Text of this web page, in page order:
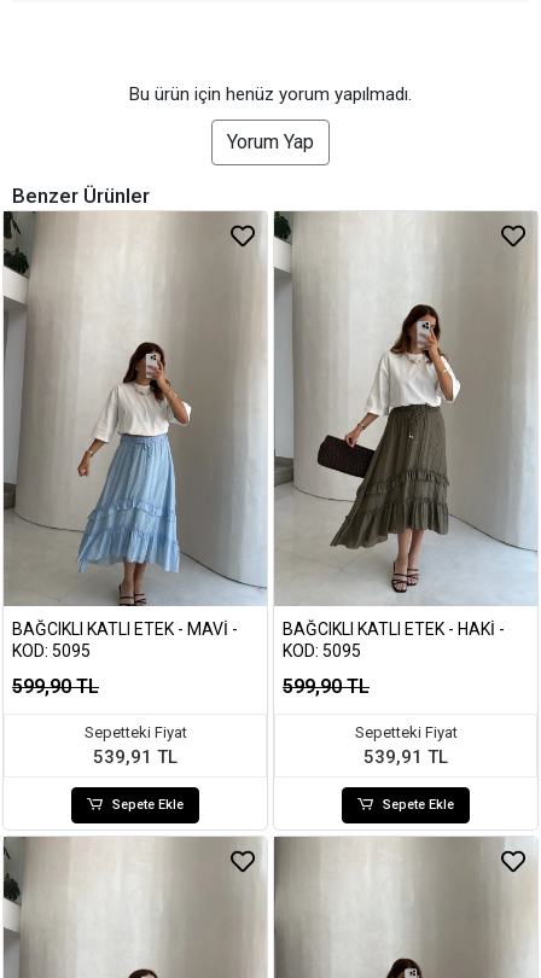
Bu ürün için henüz yorum yapılmadı.
Yorum Yap
Benzer Ürünler
BAĞCIKLI KATLI ETEK - MAVI -
KOD: 5095
599,90 TL
Sepetteki Fiyat
539,91 TL
Sepete Ekle
BAĞCIKLI KATLI ETEK - HAKI -
KOD: 5095
599,90 TL
Sepetteki Fiyat
539,91 TL
Sepete Ekle